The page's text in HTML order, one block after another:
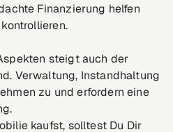
Finanzierung helfen
steigt auch der
Verwaltung, Instandhaltung
zu und erfordern eine
kaufst, solltest Du Dir